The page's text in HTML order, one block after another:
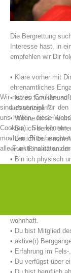
Die Bergrettung
Interesse hast, in
empfehlen wir Dir
• Kläre vorher mit
ehrenamtliches
• Ist es familiär und
aufzubringen?
• Wohne ich im
• Bin ich bereit,
• Bin ich bei einem
einen Einsatz
• Bin ich physisch
Unsere
• Du hast das 18.
wohnhaft.
• Du bist Mitglied
• aktive(r)
• Erfahrung im
• Du verfügst über
Wir nutzen Cookies
sind essenziell für den
uns helfen, diese
Cookies). Sie
möchten. Bitte
alle Funktionalitäten